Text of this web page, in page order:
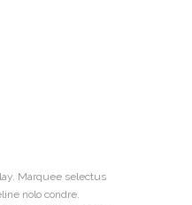
Marquee selectus
nolo condre.